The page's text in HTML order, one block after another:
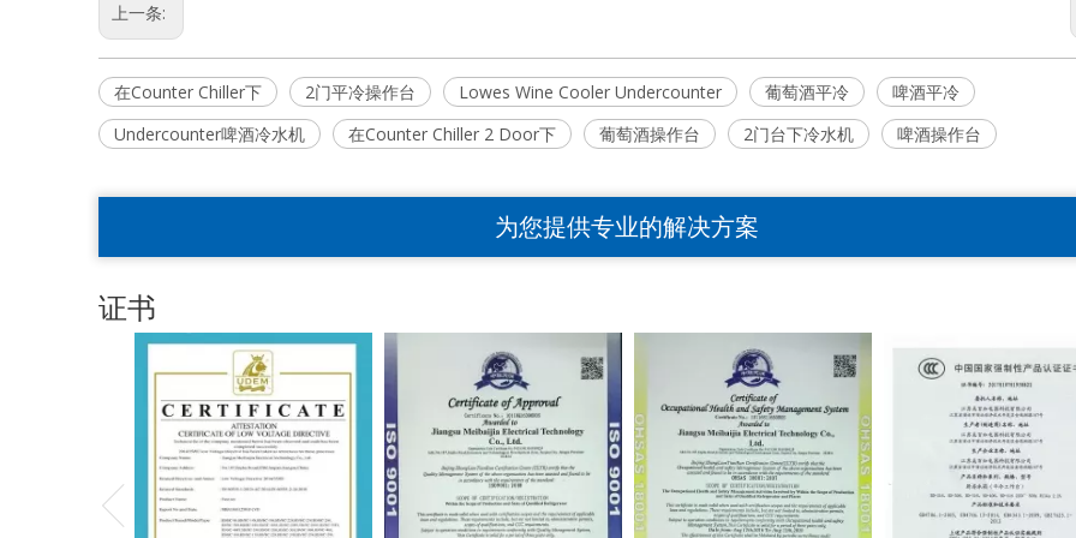
上一条:
在Counter Chiller下 2门平冷操作台 Lowes Wine Cooler Undercounter 葡萄酒平冷
啤酒平冷
Undercounter啤酒冷水机
在Counter Chiller 2 Door下 葡萄酒操作台 2门台下冷水机 啤酒操作台
为您提供专业的解决方案
证书
>